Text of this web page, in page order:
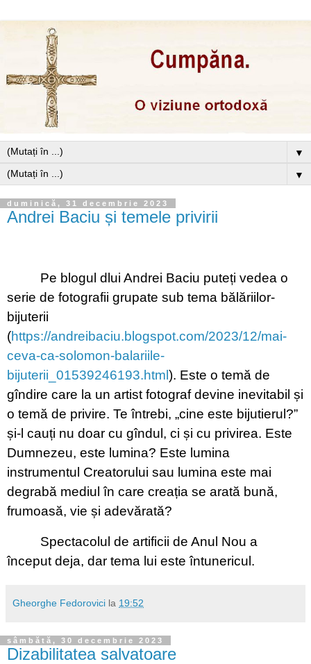
▼
▼
duminică, 31 decembrie 2023
Andrei Baciu și temele privirii
Pe blogul dlui Andrei Baciu puteți vedea o
serie de fotografii grupate sub tema bălăriilor-
bijuterii
(https://andreibaciu.blogspot.com/2023/12/mai-
ceva-ca-solomon-balariile-
bijuterii_01539246193.html). Este o temă de
gîndire care la un artist fotograf devine inevitabil și
o temă de privire. Te întrebi, „cine este bijutierul?”
și-l cauți nu doar cu gîndul, ci și cu privirea. Este
Dumnezeu, este lumina? Este lumina
instrumentul Creatorului sau lumina este mai
degrabă mediul în care creația se arată bună,
frumoasă, vie și adevărată?
Spectacolul de artificii de Anul Nou a
început deja, dar tema lui este întunericul.
Gheorghe Fedorovici la 19:52
sâmbătă, 30 decembrie 2023
Dizabilitatea salvatoare